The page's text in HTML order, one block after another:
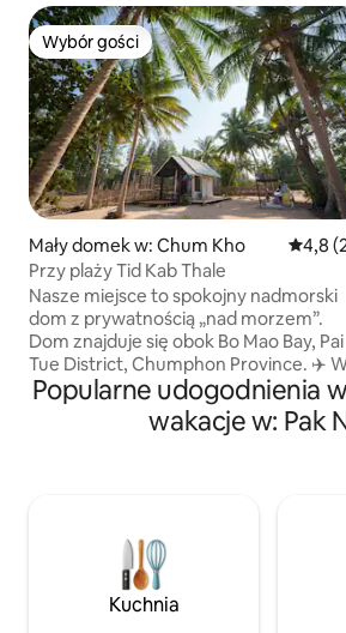
Wybór gości
Wybór gości
Mały domek w: Chum Kho
4,8
Przy plaży Tid Kab Thale
Nasze miejsce to spokojny nadmorski
dom z prywatnością „nad morzem”.
Dom znajduje się obok Bo Mao Bay, Pai
Tue District, Chumphon Province. ✈️ W
pobliżu lotniska Chumphon 🚆 W
dworca kolejowego Patu 🏫 10 minut do
Lat Krabang Chumphon 🏝️ 30 minut do
dostępne za darmo. 🏕 Do dyspozycji
gości jest sprzęt kempingowy. Możesz
zabrać🐶🐱 ze sobą zwierzęta. Na
terenie domu 🚗 znajduje się parking.
Popularne udogodnienia
wakacje w: Pak
Kuchnia